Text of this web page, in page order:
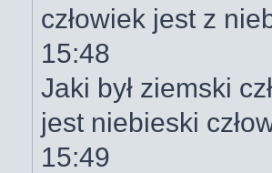
człowiek jest z
15:48
Jaki był ziemski
jest niebieski
15:49